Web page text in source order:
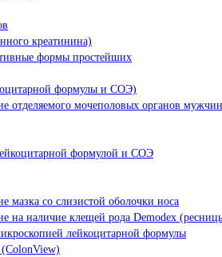
креатинина)
формы простейших
формулы и СОЭ)
отделяемого мочеполовых органов
формулой и СОЭ
мазка со слизистой оболочки носа
на наличие клещей рода Demodex
лейкоцитарной формулы